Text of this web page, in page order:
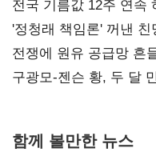
사과부터"
전국 기름값 12주 연속
'정청래 책임론' 꺼낸
때리기
전쟁에 원유 공급망 흔
핵심으로 재부상
구광모-젠슨 황, 두 달
함께 볼만한 뉴스